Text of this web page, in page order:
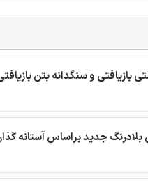
بازیافتی و سنگدانه بتن